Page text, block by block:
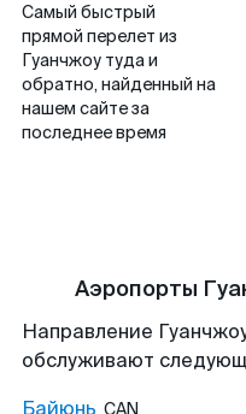
Самый быстрый
прямой перелет из
Гуанчжоу туда и
обратно, найденный на
нашем сайте за
последнее время
Аэропорты
Направление
обслуживают
Байюнь CAN